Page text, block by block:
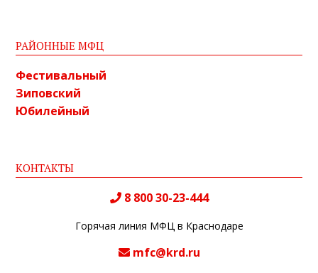
РАЙОННЫЕ МФЦ
Фестивальный
Зиповский
Юбилейный
КОНТАКТЫ
8 800 30-23-444
Горячая линия МФЦ в Краснодаре
mfc@krd.ru